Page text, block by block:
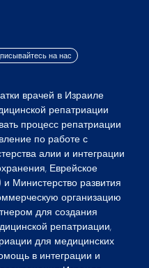
на нас
врачей в Израиле
репатриации
процесс репатриации
по работе с
алии и интеграции
Еврейское
Министерство развития
организацию
для создания
репатриации,
для медицинских
в интеграции и